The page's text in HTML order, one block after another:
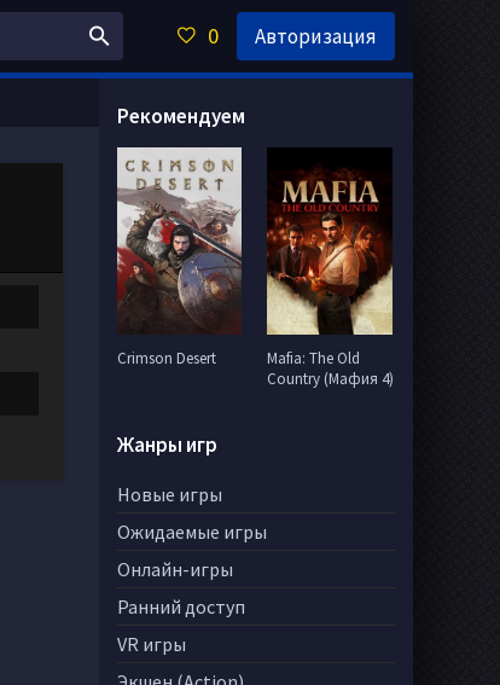
Рекомендуем
Crimson Desert
Mafia: The Old
Country (Мафия 4)
Жанры игр
Новые игры
Ожидаемые игры
Онлайн-игры
Ранний доступ
VR игры
0 Авторизация